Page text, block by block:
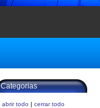
Categorias
abrir todo | cerrar todo